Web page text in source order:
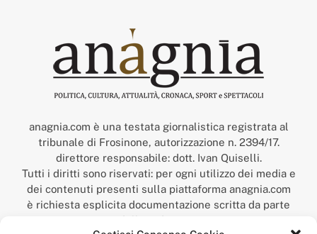
anagnia.com è una testata giornalistica registrata al
tribunale di Frosinone, autorizzazione n. 2394/17.
direttore responsabile: dott. Ivan Quiselli.
Tutti i diritti sono riservati: per ogni utilizzo dei media e
dei contenuti presenti sulla piattaforma anagnia.com
è richiesta esplicita documentazione scritta da parte
della redazione.